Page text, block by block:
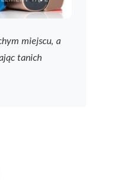
miejscu, a
tanich